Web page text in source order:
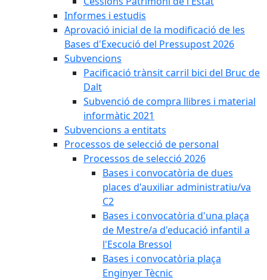
Informes i estudis
Aprovació inicial de la modificació de les
Bases d'Execució del Pressupost 2026
Subvencions
Pacificació trànsit carril bici del Bruc de
Dalt
Subvenció de compra llibres i material
informàtic 2021
Subvencions a entitats
Processos de selecció de personal
Processos de selecció 2026
Bases i convocatòria de dues
places d'auxiliar administratiu/va
C2
Bases i convocatòria d'una plaça
de Mestre/a d'educació infantil a
l'Escola Bressol
Bases i convocatòria plaça
Enginyer Tècnic